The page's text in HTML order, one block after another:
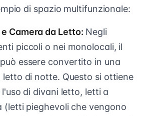
di spazio multifunzionale:
Camera da Letto: Negli
piccoli o nei monolocali, il
essere convertito in una
letto di notte. Questo si ottiene
di divani letto, letti a
(letti pieghevoli che vengono